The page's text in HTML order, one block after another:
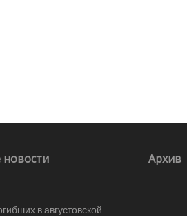
новости
в августовской
Архив